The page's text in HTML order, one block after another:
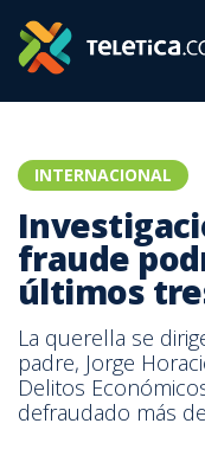
INTERNACIONAL
fraude
últimos
La querella se
padre, Jorge
Delitos
defraudado más